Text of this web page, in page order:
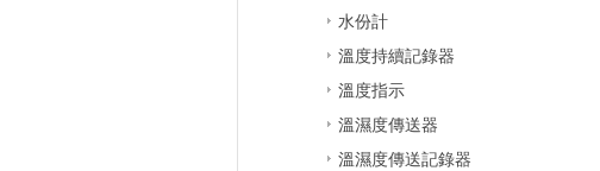
水份計
溫度持續記錄器
溫度指示
溫濕度傳送器
溫濕度傳送記錄器